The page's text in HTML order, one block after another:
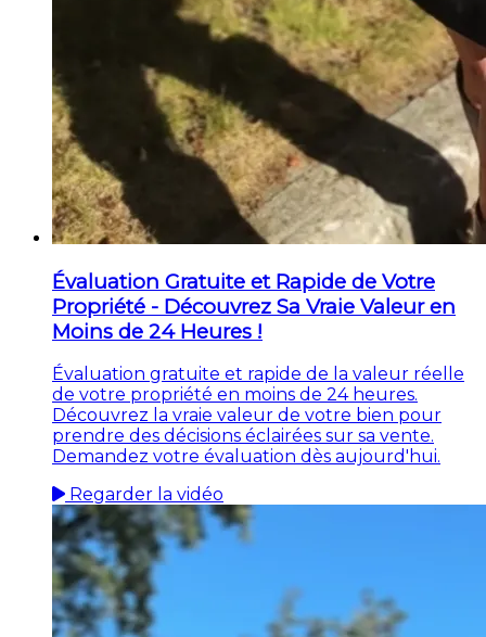
Évaluation Gratuite et Rapide de Votre
Propriété - Découvrez Sa Vraie Valeur en
Moins de 24 Heures !
Évaluation gratuite et rapide de la valeur réelle
de votre propriété en moins de 24 heures.
Découvrez la vraie valeur de votre bien pour
prendre des décisions éclairées sur sa vente.
Demandez votre évaluation dès aujourd'hui.
Regarder la vidéo